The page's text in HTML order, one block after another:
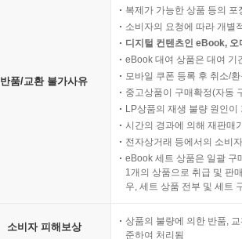
반품/교환 불가사유
복제가 가능한 상품 등의
소비자의 요청에 따라 개별
디지털 컨텐츠인 eBook,
eBook 대여 상품은 대여 기
모바일 쿠폰 등록 후 취소/
중고상품이 구매확정(자동
LP상품의 재생 불량 원인
시간의 경과에 의해 재판매
전자상거래 등에서의 소비
eBook 세트 상품은 일괄 구
1개의 상품으로 취급 및 판
우, 세트 상품 전부 및 세트
소비자 피해보상
상품의 불량에 의한 반품,
준하여 처리됨